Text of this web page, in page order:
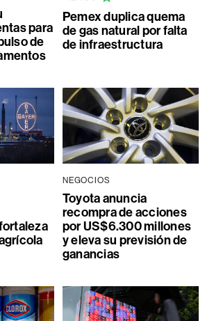
para
de
Pemex duplica quema
de gas natural por falta
de infraestructura
NEGOCIOS
Toyota anuncia
recompra de acciones
por US$6.300 millones
y eleva su previsión de
ganancias